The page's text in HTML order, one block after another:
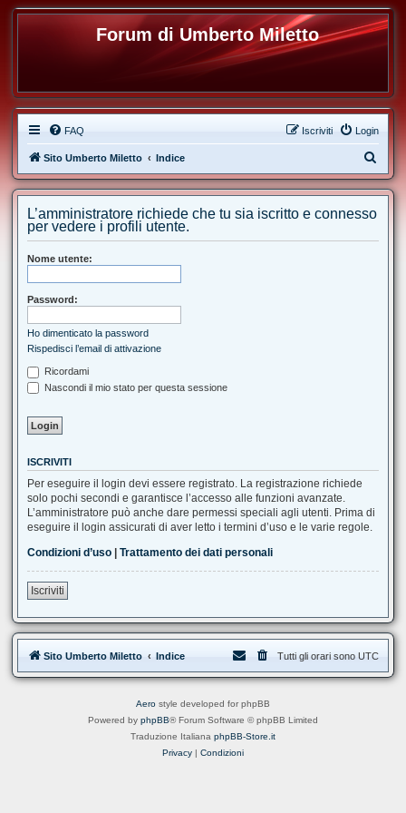
Forum di Umberto Miletto
FAQ Login
Iscriviti
Sito Umberto Miletto Indice
e
a
L’amministratore richiede che tu sia iscritto e connesso
per vedere i profili utente.
Nome utente:
Password:
Ho dimenticato la password
Rispedisci l’email di attivazione
Ricordami
Nascondi il mio stato per questa sessione
ISCRIVITI
Per eseguire il login devi essere registrato. La registrazione richiede
solo pochi secondi e garantisce l’accesso alle funzioni avanzate.
L’amministratore può anche dare permessi speciali agli utenti. Prima di
eseguire il login assicurati di aver letto i termini d’uso e le varie regole.
Condizioni d’uso | Trattamento dei dati personali
Iscriviti
Sito Umberto Miletto Indice Tutti gli orari sono UTC
Aero style developed for phpBB
Powered by phpBB® Forum Software © phpBB Limited
Traduzione Italiana phpBB-Store.it
Privacy | Condizioni